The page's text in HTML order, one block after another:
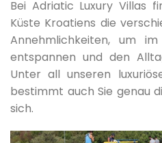
Bei Adriatic Luxury Villas
Küste Kroatiens die
Annehmlichkeiten, um
entspannen und den
Unter all unseren
bestimmt auch Sie genau
sich.